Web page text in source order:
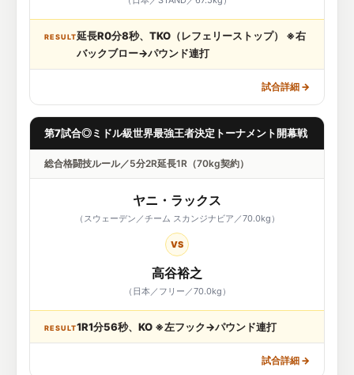
RESULT延長R0分8秒、TKO（レフェリーストップ） ※右
バックブロー→パウンド連打
試合詳細 →
第7試合◎ミドル級世界最強王者決定トーナメント開幕戦
総合格闘技ルール／5分2R延長1R（70kg契約）
ヤニ・ラックス
（スウェーデン／チーム スカンジナビア／70.0kg）
VS
高谷裕之
（日本／フリー／70.0kg）
RESULT1R1分56秒、KO ※左フック→パウンド連打
試合詳細 →